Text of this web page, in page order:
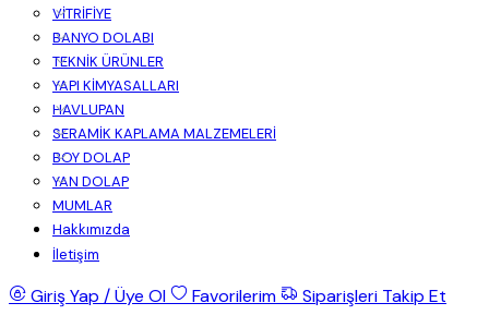
VİTRİFİYE
BANYO DOLABI
TEKNİK ÜRÜNLER
YAPI KİMYASALLARI
HAVLUPAN
SERAMİK KAPLAMA MALZEMELERİ
BOY DOLAP
YAN DOLAP
MUMLAR
Hakkımızda
İletişim
Giriş Yap / Üye Ol Favorilerim Siparişleri Takip Et